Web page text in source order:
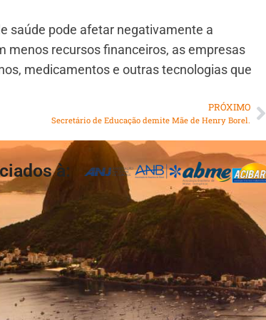
saúde pode afetar negativamente a
menos recursos financeiros, as empresas
medicamentos e outras tecnologias que
PRÓXIMO
Secretário de Educação demite Mãe de Henry Borel.
à: